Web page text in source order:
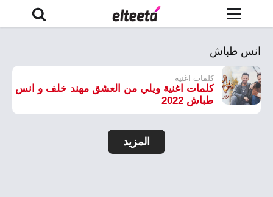
انس طباش
كلمات اغنية
كلمات اغنية ويلي من العشق مهند خلف و انس
طباش 2022
المزيد